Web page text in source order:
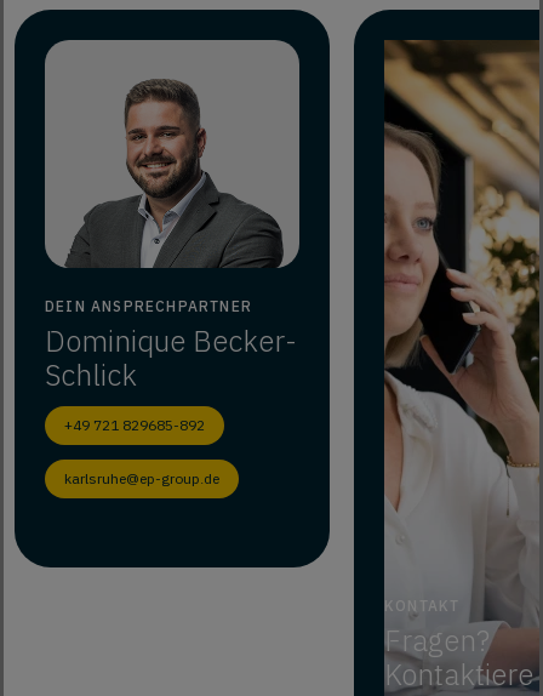
DEIN ANSPRECHPARTNER
Dominique Becker-
Schlick
+49 721 829685-892
karlsruhe@ep-group.de
KONTAKT
Fragen?
Kontaktiere